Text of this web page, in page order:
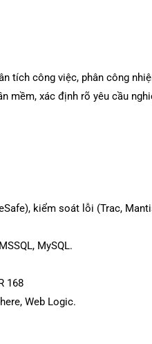
tích công việc, phân công
mềm, xác định rõ yêu cầu
kiểm soát lỗi (Trac,
MySQL.
168
Web Logic.